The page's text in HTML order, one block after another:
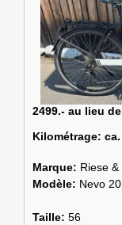
2499.- au lieu
Kilométrage:
Marque: Riese
Modèle: Nevo
Taille: 56